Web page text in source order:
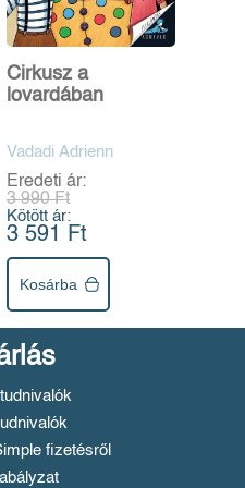
Cirkusz a
lovardában
Vadadi Adrienn
Eredeti ár:
3 990 Ft
Kötött ár:
3 591 Ft
Kosárba
fizetésről